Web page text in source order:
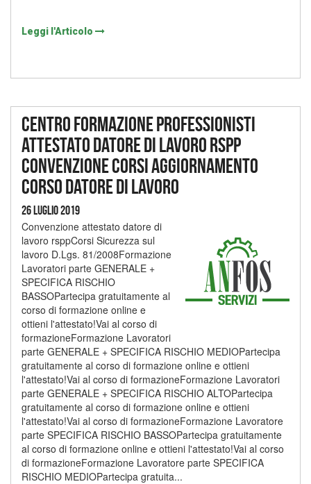
Leggi l'Articolo
Centro formazione professionisti
attestato datore di lavoro rspp
convenzione corsi aggiornamento
corso datore di lavoro
26 Luglio 2019
Convenzione attestato datore di
lavoro rsppCorsi Sicurezza sul
lavoro D.Lgs. 81/2008Formazione
Lavoratori parte GENERALE +
SPECIFICA RISCHIO
BASSOPartecipa gratuitamente al
corso di formazione online e
ottieni l'attestato!Vai al corso di
formazioneFormazione Lavoratori
parte GENERALE + SPECIFICA RISCHIO MEDIOPartecipa
gratuitamente al corso di formazione online e ottieni
l'attestato!Vai al corso di formazioneFormazione Lavoratori
parte GENERALE + SPECIFICA RISCHIO ALTOPartecipa
gratuitamente al corso di formazione online e ottieni
l'attestato!Vai al corso di formazioneFormazione Lavoratore
parte SPECIFICA RISCHIO BASSOPartecipa gratuitamente
al corso di formazione online e ottieni l'attestato!Vai al corso
di formazioneFormazione Lavoratore parte SPECIFICA
RISCHIO MEDIOPartecipa gratuita...